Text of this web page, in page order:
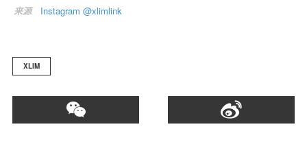
来源 Instagram @xlimlink
XLIM